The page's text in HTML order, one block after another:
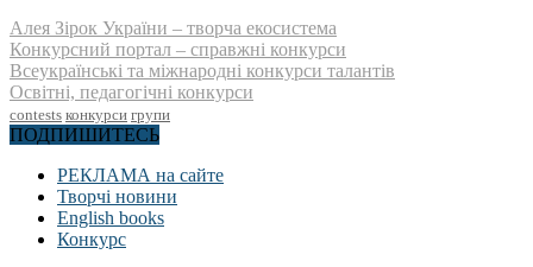
Алея Зірок України – творча екосистема
Конкурсний портал – справжні конкурси
Всеукраїнські та міжнародні конкурси талантів
Освітні, педагогічні конкурси
contests конкурси групи
ПОДПИШИТЕСЬ
РЕКЛАМА на сайте
Творчі новини
English books
Конкурс